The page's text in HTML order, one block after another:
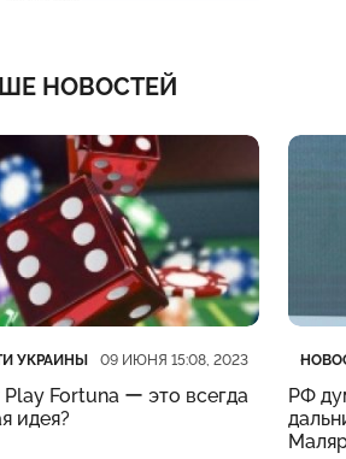
НОВОСТЕЙ
УКРАИНЫ 09 ИЮНЯ 15:08, 2023
Fortuna ー это всегда
идея?
Дата
РФ